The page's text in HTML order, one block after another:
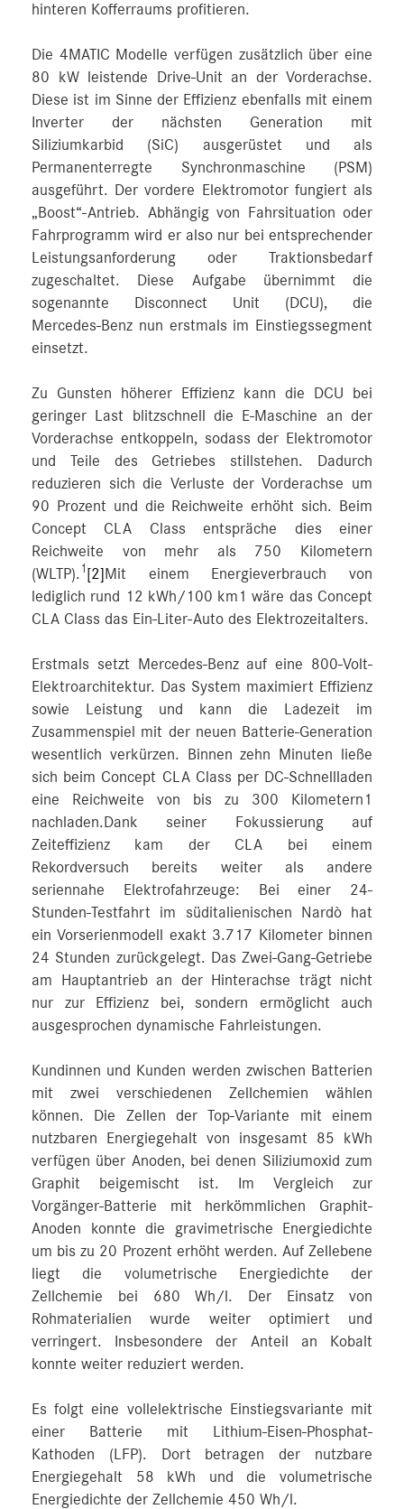
hinteren Kofferraums profitieren.
Die 4MATIC Modelle verfügen zusätzlich über eine
80 kW leistende Drive-Unit an der Vorderachse.
Diese ist im Sinne der Effizienz ebenfalls mit einem
Inverter der nächsten Generation mit
Siliziumkarbid (SiC) ausgerüstet und als
Permanenterregte Synchronmaschine (PSM)
ausgeführt. Der vordere Elektromotor fungiert als
„Boost“-Antrieb. Abhängig von Fahrsituation oder
Fahrprogramm wird er also nur bei entsprechender
Leistungsanforderung oder Traktionsbedarf
zugeschaltet. Diese Aufgabe übernimmt die
sogenannte Disconnect Unit (DCU), die
Mercedes‑Benz nun erstmals im Einstiegssegment
einsetzt.
Zu Gunsten höherer Effizienz kann die DCU bei
geringer Last blitzschnell die E-Maschine an der
Vorderachse entkoppeln, sodass der Elektromotor
und Teile des Getriebes stillstehen. Dadurch
reduzieren sich die Verluste der Vorderachse um
90 Prozent und die Reichweite erhöht sich. Beim
Concept CLA Class entspräche dies einer
Reichweite von mehr als 750 Kilometern
(WLTP). 1 [2] Mit einem Energieverbrauch von
lediglich rund 12 kWh/100 km1 wäre das Concept
CLA Class das Ein-Liter-Auto des Elektrozeitalters.
Erstmals setzt Mercedes-Benz auf eine 800-Volt-
Elektroarchitektur. Das System maximiert Effizienz
sowie Leistung und kann die Ladezeit im
Zusammenspiel mit der neuen Batterie-Generation
wesentlich verkürzen. Binnen zehn Minuten ließe
sich beim Concept CLA Class per DC-Schnellladen
eine Reichweite von bis zu 300 Kilometern1
nachladen.Dank seiner Fokussierung auf
Zeiteffizienz kam der CLA bei einem
Rekordversuch bereits weiter als andere
seriennahe Elektrofahrzeuge: Bei einer 24-
Stunden-Testfahrt im süditalienischen Nardò hat
ein Vorserienmodell exakt 3.717 Kilometer binnen
24 Stunden zurückgelegt. Das Zwei-Gang-Getriebe
am Hauptantrieb an der Hinterachse trägt nicht
nur zur Effizienz bei, sondern ermöglicht auch
ausgesprochen dynamische Fahrleistungen.
Kundinnen und Kunden werden zwischen Batterien
mit zwei verschiedenen Zellchemien wählen
können. Die Zellen der Top-Variante mit einem
nutzbaren Energiegehalt von insgesamt 85 kWh
verfügen über Anoden, bei denen Siliziumoxid zum
Graphit beigemischt ist. Im Vergleich zur
Vorgänger-Batterie mit herkömmlichen Graphit-
Anoden konnte die gravimetrische Energiedichte
um bis zu 20 Prozent erhöht werden. Auf Zellebene
liegt die volumetrische Energiedichte der
Zellchemie bei 680 Wh/l. Der Einsatz von
Rohmaterialien wurde weiter optimiert und
verringert. Insbesondere der Anteil an Kobalt
konnte weiter reduziert werden.
Es folgt eine vollelektrische Einstiegsvariante mit
einer Batterie mit Lithium-Eisen-Phosphat-
Kathoden (LFP). Dort betragen der nutzbare
Energiegehalt 58 kWh und die volumetrische
Energiedichte der Zellchemie 450 Wh/l.